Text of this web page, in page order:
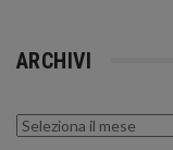
ARCHIVI
Archivi